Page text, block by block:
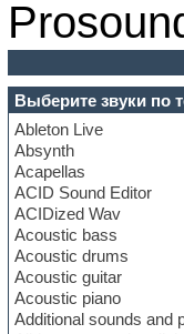
Выберите звуки по
Ableton Live
Absynth
Acapellas
ACID Sound Editor
ACIDized Wav
Acoustic bass
Acoustic drums
Acoustic guitar
Acoustic piano
Additional sounds and